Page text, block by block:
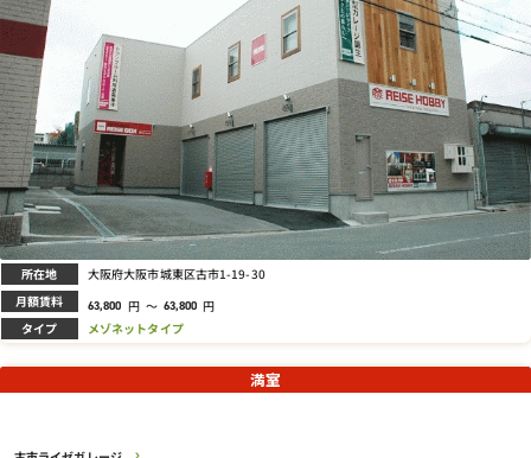
所在地 大阪府大阪市城東区古市1-19-30
月額賃料 63,800 円 ～ 63,800 円
タイプ メゾネットタイプ
満室